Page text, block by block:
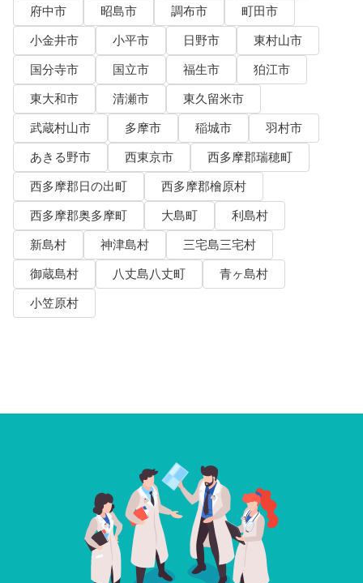
府中市
昭島市 調布市
町田市
小金井市
小平市 日野市
東村山市
国分寺市
国立市 福生市
狛江市
東大和市
清瀬市
東久留米市
武蔵村山市
多摩市 稲城市
羽村市
あきる野市
西東京市
西多摩郡瑞穂町
西多摩郡日の出町
西多摩郡檜原村
西多摩郡奥多摩町
大島町
利島村
新島村
神津島村
三宅島三宅村
御蔵島村
八丈島八丈町
青ヶ島村
小笠原村